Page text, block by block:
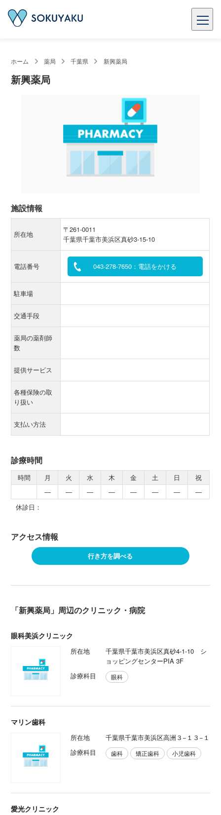
ホーム 薬局 千葉県 新興薬局
新興薬局
施設情報
所在地
〒261-0011
千葉県千葉市美浜区真砂3-15-10
電話番号 043-278-7650：電話をかける
駐車場
交通手段
薬局の薬剤師
数
提供サービス
各種保険の取
り扱い
支払い方法
診療時間
時間 月 火 水 木 金 土 日
祝
―
― ― ― ― ― ―
―
休診日：
アクセス情報
行き方を調べる
「新興薬局」周辺のクリニック・病院
眼科美浜クリニック
所在地
千葉県千葉市美浜区真砂4-1-10 シ
ョッピングセンターPIA 3F
診療科目
眼科
マリン歯科
所在地
千葉県千葉市美浜区高洲３−１３−１
診療科目
歯科 矯正歯科 小児歯科
愛光クリニック